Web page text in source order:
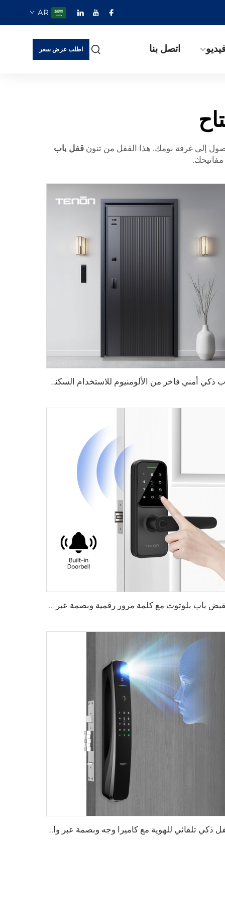
AR
اتصل بنا اطلب عرض سعر
إلى غرفة نومك. هذا القفل من تنون قفل باب
باب ذكي أمني فاخر من الألومنيوم للاستخدام السكني الرئيسي M8
مقبض باب بلوتوث مع كلمة مرور رقمية وبصمة عبر واي فاي Tenon K8
قفل ذكي تلقائي للهوية مع كاميرا وجه وبصمة عبر واي فاي Tuya Tenon A9 Pro